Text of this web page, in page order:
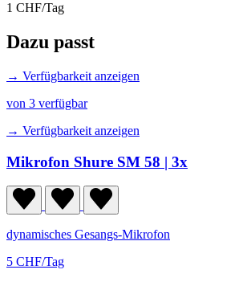
1 CHF/Tag
Dazu passt
→ Verfügbarkeit anzeigen
von 3 verfügbar
→ Verfügbarkeit anzeigen
Mikrofon Shure SM 58 | 3x
dynamisches Gesangs-Mikrofon
5 CHF/Tag